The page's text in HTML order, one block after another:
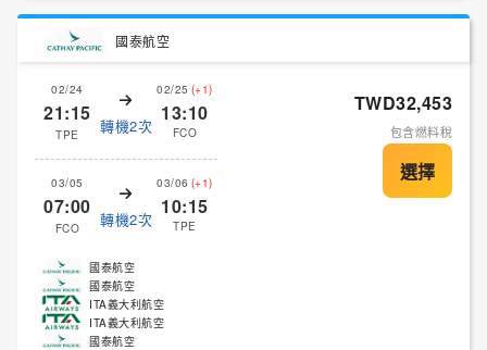
國泰航空
02/24
21:15
TPE 轉機2次
02/25 (+1)
13:10
FCO
03/05
07:00
FCO 轉機2次
03/06 (+1)
10:15
TPE
TWD32,453
包含燃料稅
國泰航空
國泰航空
ITA義大利航空
ITA義大利航空
國泰航空